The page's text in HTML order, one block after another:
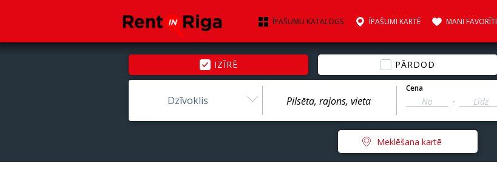
ĪPAŠUMU KATALOGS ĪPAŠUMI KARTĒ MANI FAVORĪTI
IZĪRĒ PĀRDOD
Dzīvoklis
Cena
-
Meklēšana kartē